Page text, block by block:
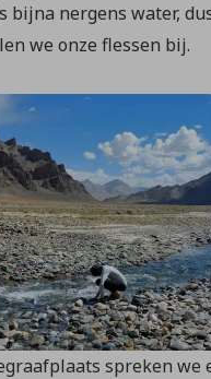
bijna nergens water,
we onze flessen bij.
spreken we